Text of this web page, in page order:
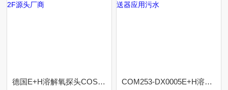
德国E+H溶解氧探头COS41-2F源头厂商 COM253-DX0005E+H溶氧变送器应用污水